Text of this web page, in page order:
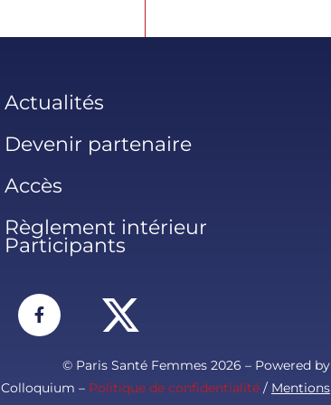
Actualités
Devenir partenaire
Accès
Règlement intérieur
Participants
© Paris Santé Femmes 2026 – Powered by
Colloquium – Politique de confidentialité/ Mentions